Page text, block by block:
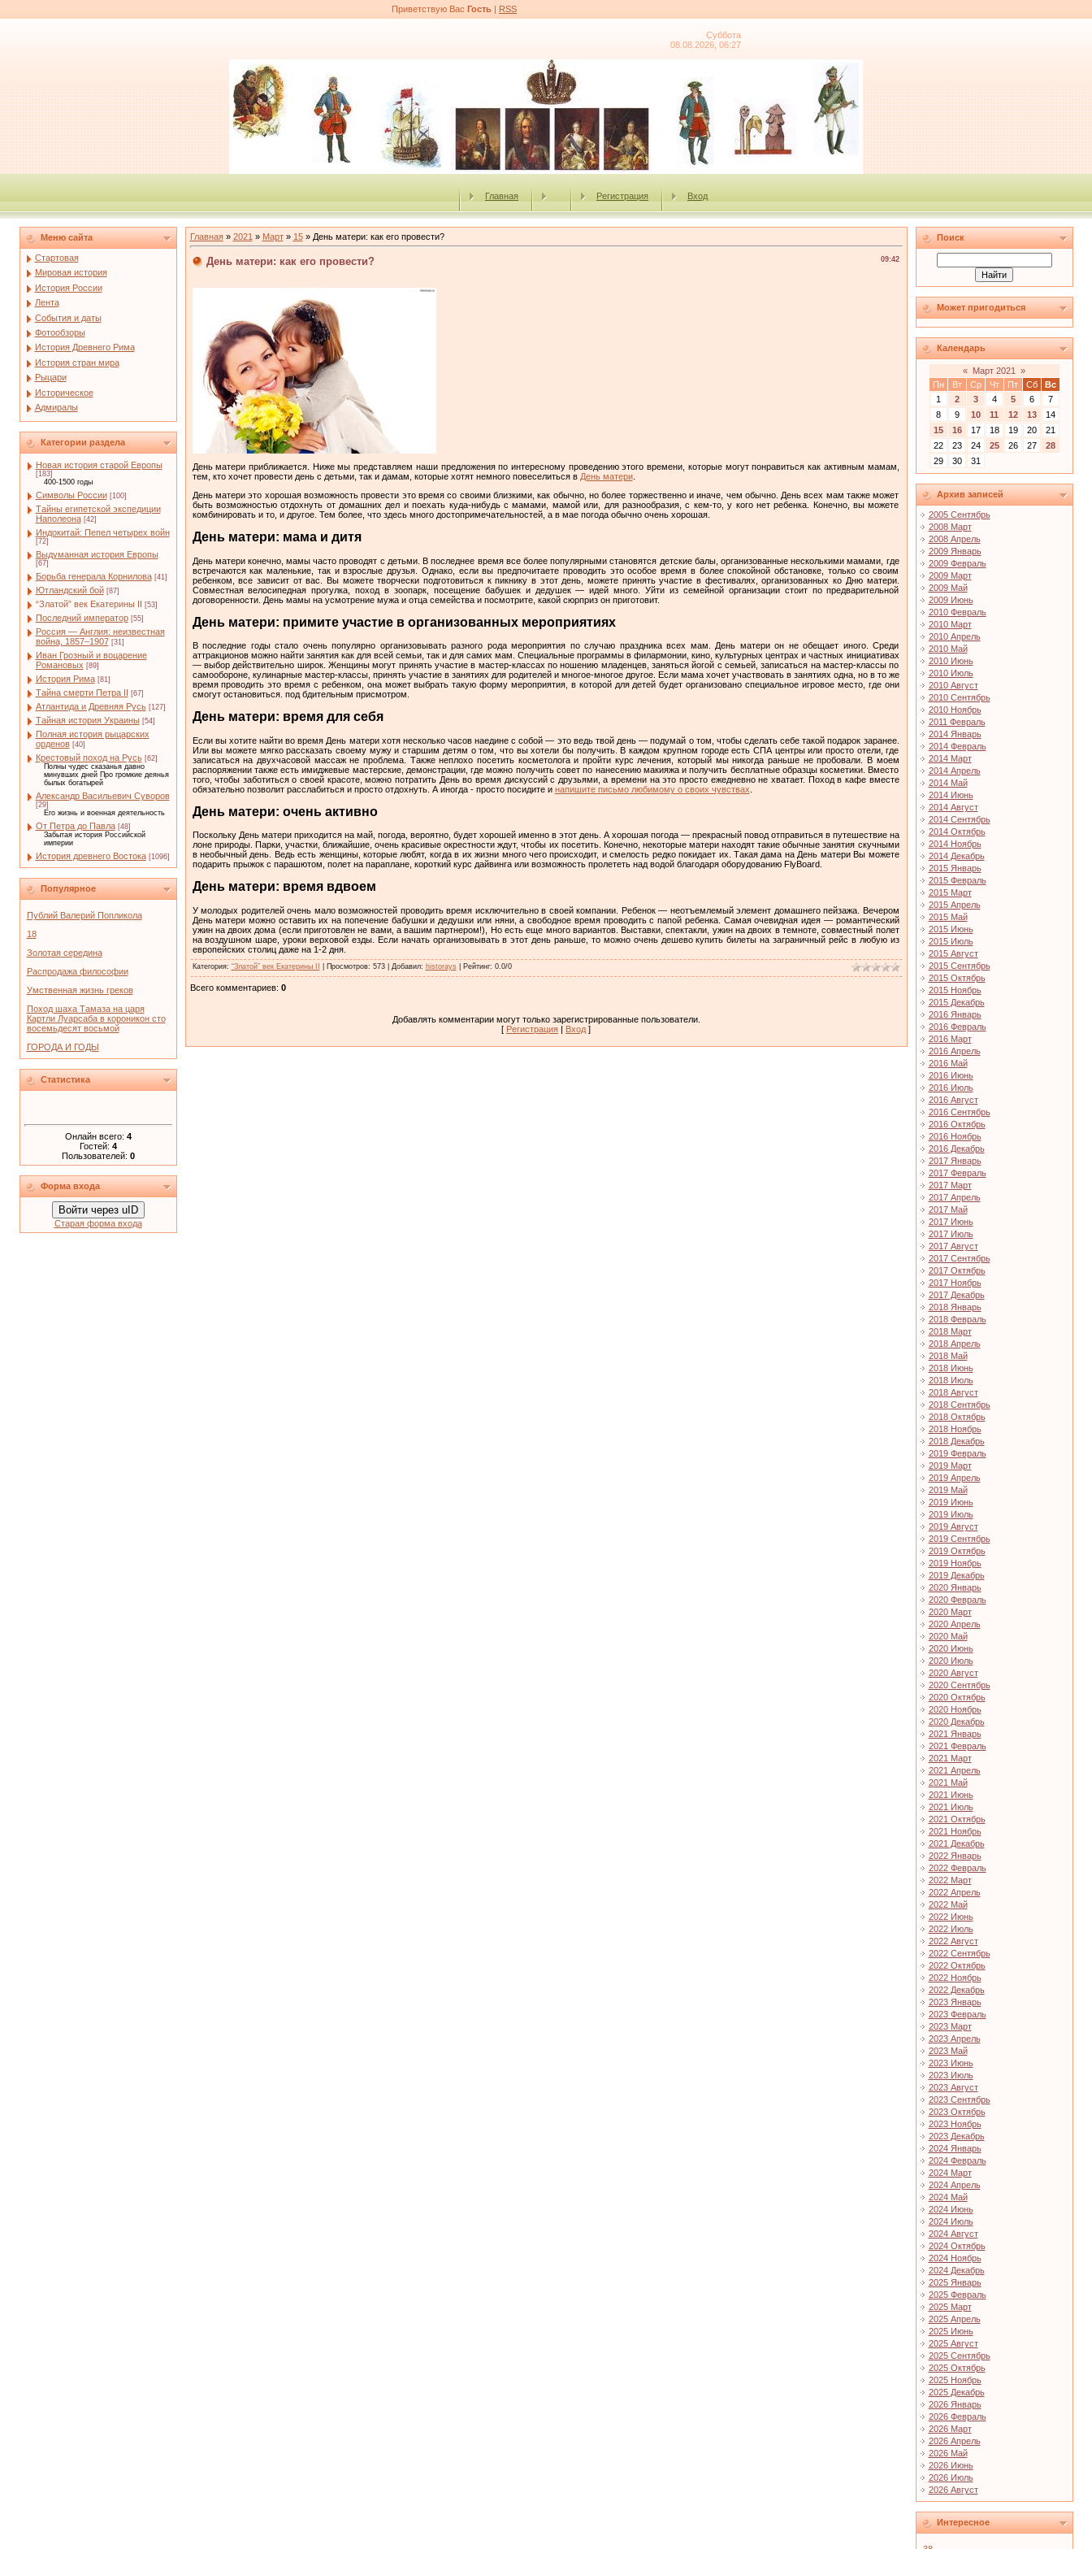
Приветствую Вас Гость | RSS
Суббота
08.08.2026, 06:27
Главная Регистрация Вход
Меню сайта
Стартовая
Мировая история
История России
Лента
События и даты
Фотообзоры
История Древнего Рима
История стран мира
Рыцари
Историческое
Адмиралы
Категории раздела
Новая история старой Европы
[183]
400-1500 годы
Символы России [100]
Тайны египетской экспедиции
Наполеона [42]
Индокитай: Пепел четырех войн
[72]
Выдуманная история Европы
[67]
Борьба генерала Корнилова [41]
Ютландский бой [87]
“Златой” век Екатерины II [53]
Последний император [55]
Россия — Англия: неизвестная
война, 1857–1907 [31]
Иван Грозный и воцарение
Романовых [89]
История Рима [81]
Тайна смерти Петра II [67]
Атлантида и Древняя Русь [127]
Тайная история Украины [54]
Полная история рыцарских
орденов [40]
Крестовый поход на Русь [62]
Полны чудес сказанья давно
минувших дней Про громкие деянья
былых богатырей
Александр Васильевич Суворов
[29]
Его жизнь и военная деятельность
От Петра до Павла [48]
Забытая история Российской
империи
История древнего Востока [1096]
Популярное
Публий Валерий Попликола
18
Золотая середина
Распродажа философии
Умственная жизнь греков
Поход шаха Тамаза на царя
Картли Луарсаба в короникон сто
восемьдесят восьмой
ГОРОДА И ГОДЫ
Статистика
Онлайн всего: 4
Гостей: 4
Пользователей: 0
Форма входа
Войти через uID
Старая форма входа
Главная» 2021 » Март » 15» День матери: как его провести?
09:42
День матери: как его провести?
День матери приближается. Ниже мы представляем наши предложения по интересному проведению этого времени, которые могут понравиться как активным мамам,
тем, кто хочет провести день с детьми, так и дамам, которые хотят немного повеселиться в День матери.
День матери это хорошая возможность провести это время со своими близкими, как обычно, но более торжественно и иначе, чем обычно. День всех мам также может
быть возможностью отдохнуть от домашних дел и поехать куда-нибудь с мамами, мамой или, для разнообразия, с кем-то, у кого нет ребенка. Конечно, вы можете
комбинировать и то, и другое. Тем более, что здесь много достопримечательностей, а в мае погода обычно очень хорошая.
День матери: мама и дитя
День матери конечно, мамы часто проводят с детьми. В последнее время все более популярными становятся детские балы, организованные несколькими мамами, где
встречаются как маленькие, так и взрослые друзья. Однако, если вы предпочитаете проводить это особое время в более спокойной обстановке, только со своим
ребенком, все зависит от вас. Вы можете творчески подготовиться к пикнику в этот день, можете принять участие в фестивалях, организованных ко Дню матери.
Совместная велосипедная прогулка, поход в зоопарк, посещение бабушек и дедушек — идей много. Уйти из семейной организации стоит по предварительной
договоренности. День мамы на усмотрение мужа и отца семейства и посмотрите, какой сюрприз он приготовит.
День матери: примите участие в организованных мероприятиях
В последние годы стало очень популярно организовывать разного рода мероприятия по случаю праздника всех мам. День матери он не обещает иного. Среди
аттракционов можно найти занятия как для всей семьи, так и для самих мам. Специальные программы в филармонии, кино, культурных центрах и частных инициативах
— выбор действительно широк. Женщины могут принять участие в мастер-классах по ношению младенцев, заняться йогой с семьей, записаться на мастер-классы по
самообороне, кулинарные мастер-классы, принять участие в занятиях для родителей и многое-многое другое. Если мама хочет участвовать в занятиях одна, но в то же
время проводить это время с ребенком, она может выбрать такую ​​форму мероприятия, в которой для детей будет организовано специальное игровое место, где они
смогут остановиться. под бдительным присмотром.
День матери: время для себя
Если вы хотите найти во время День матери хотя несколько часов наедине с собой — это ведь твой день — подумай о том, чтобы сделать себе такой подарок заранее.
Или вы можете мягко рассказать своему мужу и старшим детям о том, что вы хотели бы получить. В каждом крупном городе есть СПА центры или просто отели, где
записаться на двухчасовой массаж не проблема. Также неплохо посетить косметолога и пройти курс лечения, который мы никогда раньше не пробовали. В моем
распоряжении также есть имиджевые мастерские, демонстрации, где можно получить совет по нанесению макияжа и получить бесплатные образцы косметики. Вместо
того, чтобы заботиться о своей красоте, можно потратить День во время дискуссий с друзьями, а времени на это просто ежедневно не хватает. Поход в кафе вместе
обязательно позволит расслабиться и просто отдохнуть. А иногда - просто посидите и напишите письмо любимому о своих чувствах
День матери: очень активно
Поскольку День матери приходится на май, погода, вероятно, будет хорошей именно в этот день. А хорошая погода — прекрасный повод отправиться в путешествие на
лоне природы. Парки, участки, ближайшие, очень красивые окрестности ждут, чтобы их посетить. Конечно, некоторые матери находят такие обычные занятия скучными
в необычный день. Ведь есть женщины, которые любят, когда в их жизни много чего происходит, и смелость редко покидает их. Такая дама на День матери Вы можете
подарить прыжок с парашютом, полет на параплане, короткий курс дайвинга или возможность пролететь над водой благодаря оборудованию FlyBoard.
День матери: время вдвоем
У молодых родителей очень мало возможностей проводить время исключительно в своей компании. Ребенок — неотъемлемый элемент домашнего пейзажа. Вечером
День матери можно оставить их на попечение бабушки и дедушки или няни, а свободное время проводить с папой ребенка. Самая очевидная идея — романтический
ужин на двоих дома (если приготовлен не вами, а вашим партнером!), Но есть еще много вариантов. Выставки, спектакли, ужин на двоих в темноте, совместный полет
на воздушном шаре, уроки верховой езды. Если начать организовывать в этот день раньше, то можно очень дешево купить билеты на заграничный рейс в любую из
европейских столиц даже на 1-2 дня.
Категория: “Златой” век Екатерины II Просмотров: 573| Добавил: historays Рейтинг: 0.0/0
Всего комментариев: 0
Добавлять комментарии могут только зарегистрированные пользователи.
[ Регистрация | Вход ]
Поиск
Может пригодиться
Календарь
« Март 2021
»
Пн
Вт Ср Чт Пт Сб
Вс
1
2 3 4 5 6
7
8
9 10 11 12 13
14
15
16 17 18 19 20
21
22
23 24 25 26 27
28
29
30 31
Архив записей
2005 Сентябрь
2008 Март
2008 Апрель
2009 Январь
2009 Февраль
2009 Март
2009 Май
2009 Июнь
2010 Февраль
2010 Март
2010 Апрель
2010 Май
2010 Июнь
2010 Июль
2010 Август
2010 Сентябрь
2010 Ноябрь
2011 Февраль
2014 Январь
2014 Февраль
2014 Март
2014 Апрель
2014 Май
2014 Июнь
2014 Август
2014 Сентябрь
2014 Октябрь
2014 Ноябрь
2014 Декабрь
2015 Январь
2015 Февраль
2015 Март
2015 Апрель
2015 Май
2015 Июнь
2015 Июль
2015 Август
2015 Сентябрь
2015 Октябрь
2015 Ноябрь
2015 Декабрь
2016 Январь
2016 Февраль
2016 Март
2016 Апрель
2016 Май
2016 Июнь
2016 Июль
2016 Август
2016 Сентябрь
2016 Октябрь
2016 Ноябрь
2016 Декабрь
2017 Январь
2017 Февраль
2017 Март
2017 Апрель
2017 Май
2017 Июнь
2017 Июль
2017 Август
2017 Сентябрь
2017 Октябрь
2017 Ноябрь
2017 Декабрь
2018 Январь
2018 Февраль
2018 Март
2018 Апрель
2018 Май
2018 Июнь
2018 Июль
2018 Август
2018 Сентябрь
2018 Октябрь
2018 Ноябрь
2018 Декабрь
2019 Февраль
2019 Март
2019 Апрель
2019 Май
2019 Июнь
2019 Июль
2019 Август
2019 Сентябрь
2019 Октябрь
2019 Ноябрь
2019 Декабрь
2020 Январь
2020 Февраль
2020 Март
2020 Апрель
2020 Май
2020 Июнь
2020 Июль
2020 Август
2020 Сентябрь
2020 Октябрь
2020 Ноябрь
2020 Декабрь
2021 Январь
2021 Февраль
2021 Март
2021 Апрель
2021 Май
2021 Июнь
2021 Июль
2021 Октябрь
2021 Ноябрь
2021 Декабрь
2022 Январь
2022 Февраль
2022 Март
2022 Апрель
2022 Май
2022 Июнь
2022 Июль
2022 Август
2022 Сентябрь
2022 Октябрь
2022 Ноябрь
2022 Декабрь
2023 Январь
2023 Февраль
2023 Март
2023 Апрель
2023 Май
2023 Июнь
2023 Июль
2023 Август
2023 Сентябрь
2023 Октябрь
2023 Ноябрь
2023 Декабрь
2024 Январь
2024 Февраль
2024 Март
2024 Апрель
2024 Май
2024 Июнь
2024 Июль
2024 Август
2024 Октябрь
2024 Ноябрь
2024 Декабрь
2025 Январь
2025 Февраль
2025 Март
2025 Апрель
2025 Июнь
2025 Август
2025 Сентябрь
2025 Октябрь
2025 Ноябрь
2025 Декабрь
2026 Январь
2026 Февраль
2026 Март
2026 Апрель
2026 Май
2026 Июнь
2026 Июль
2026 Август
Интересное